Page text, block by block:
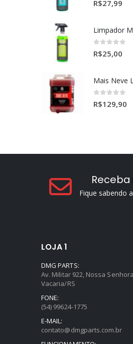
R$27,99
out of 5
R$25,00
out of 5
R$129,90
Fique sabendo
LOJA 1
DMG PARTS:
Av. Militar 922, Nossa
Vacaria/RS
FONE:
(54) 99624-1775
E-MAIL:
contato@dmgparts.com.br